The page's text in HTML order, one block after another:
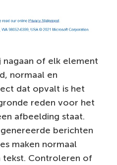
of elk element
normaal en
dat opvalt is het
reden voor het
afbeelding staat.
berichten
maken normaal
tekst. Controleren of